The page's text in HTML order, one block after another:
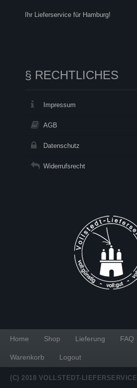
Ihr Lieferservice für Hamburg!
§ RECHTLICHES
Impressum
AGB
Datenschutz
Widerrufsrecht
Home Shop Lieferung FAQ
Warenkorb Logout
(C) 2018 VOLLSTEDT-LIEFERSERVICE